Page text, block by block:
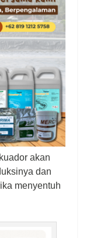
akan
dan
menyentuh